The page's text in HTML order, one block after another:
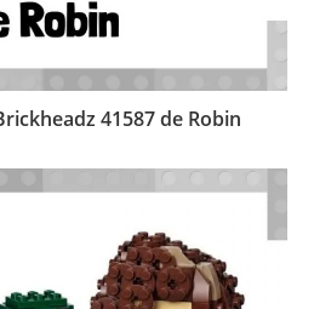
41587 de Robin